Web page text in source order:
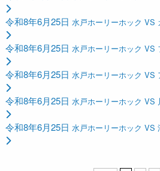
令和8年6月25日 水戸ホーリーホック VS
令和8年6月25日 水戸ホーリーホック VS
令和8年6月25日 水戸ホーリーホック VS
令和8年6月25日 水戸ホーリーホック VS
令和8年6月25日 水戸ホーリーホック VS